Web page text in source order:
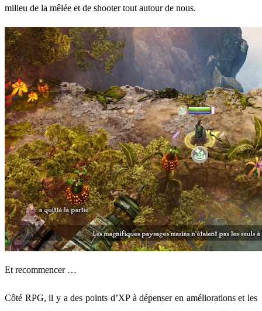
milieu de la mêlée et de shooter tout autour de nous.
Et recommencer …
Côté RPG, il y a des points d’XP à dépenser en améliorations et les